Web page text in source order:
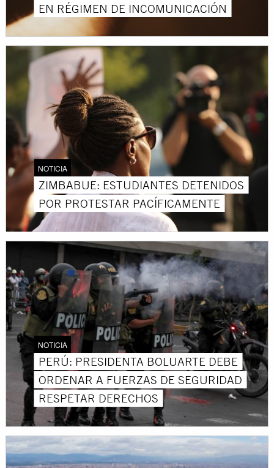
EN RÉGIMEN DE INCOMUNICACIÓN
NOTICIA
ZIMBABUE: ESTUDIANTES DETENIDOS
POR PROTESTAR PACÍFICAMENTE
NOTICIA
PERÚ: PRESIDENTA BOLUARTE DEBE
ORDENAR A FUERZAS DE SEGURIDAD
RESPETAR DERECHOS